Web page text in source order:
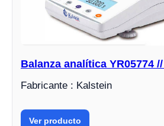
Balanza analítica YR05774
Fabricante : Kalstein
Ver producto